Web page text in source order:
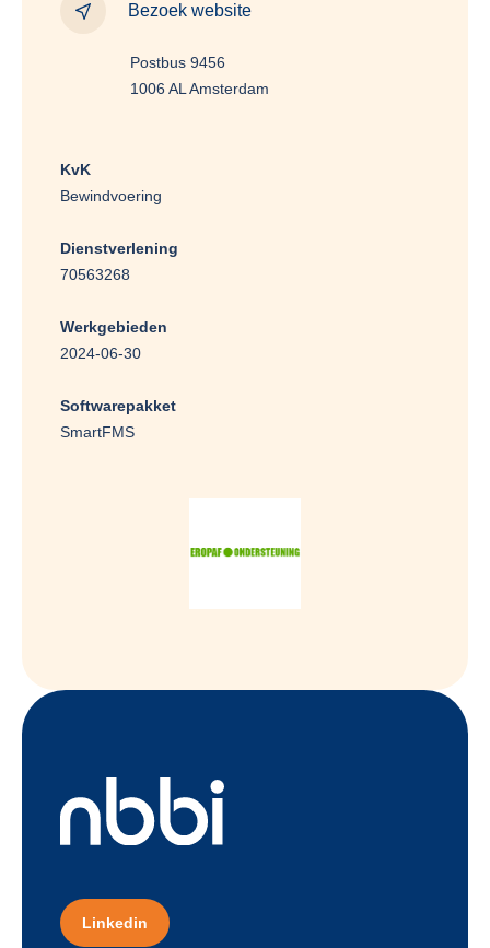
Bezoek website
Postbus 9456
1006 AL Amsterdam
KvK
Bewindvoering
Dienstverlening
70563268
Werkgebieden
2024-06-30
Softwarepakket
SmartFMS
Linkedin